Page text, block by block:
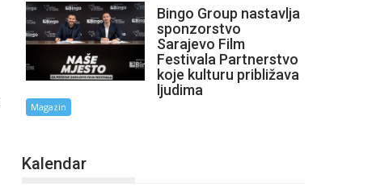
Bingo Group nastavlja
sponzorstvo
Sarajevo Film
Festivala Partnerstvo
koje kulturu približava
ljudima
Magazin
Kalendar